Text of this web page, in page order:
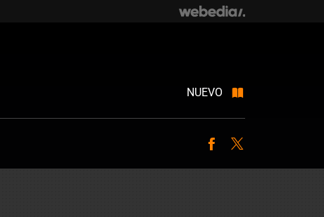
NUEVO
Facebook